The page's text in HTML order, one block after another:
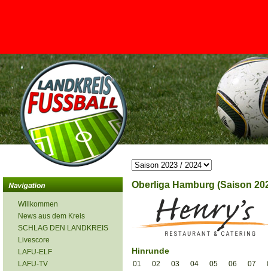
<
Willkommen
News aus dem Kreis
SCHLAG DEN LANDKREIS
Livescore
LAFU-ELF
LAFU-TV
Oberliga Hamburg (Saison
Hinrunde
01 02 03 04 05 06 07